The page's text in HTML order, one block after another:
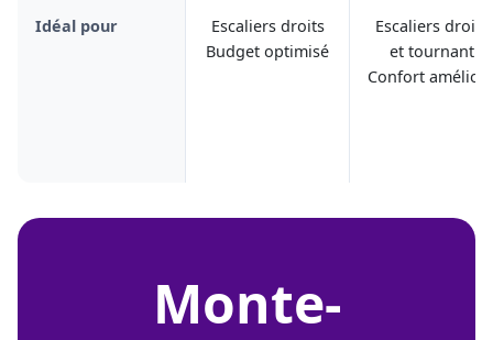
Idéal pour
Escaliers droits
Budget optimisé
Escaliers droits
et tournant
Confort
monte-